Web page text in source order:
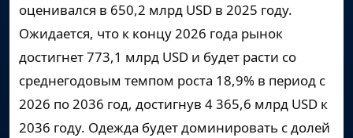
оценивался в 650,2 млрд USD в 2025 году.
Ожидается, что к концу 2026 года рынок
достигнет773,1 млрд USD и будет расти со
среднегодовым темпом роста 18,9% в период с
2026 по 2036 год, достигнув 4 365,6 млрд USD к
2036 году. Одежда будет доминировать с долей